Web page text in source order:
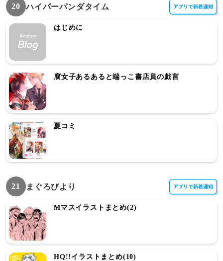
20 ハイパーパンダタイム
はじめに
腐女子あるあると端っこ書店員の戯言
夏コミ
21 まぐろびより
Mマスイラストまとめ(2)
HQ!!イラストまとめ(10)